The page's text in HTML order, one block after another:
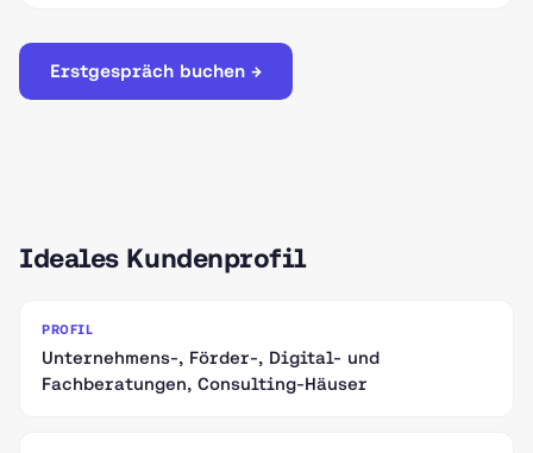
Erstgespräch buchen →
Ideales Kundenprofil
PROFIL
Unternehmens-, Förder-, Digital- und
Fachberatungen, Consulting-Häuser